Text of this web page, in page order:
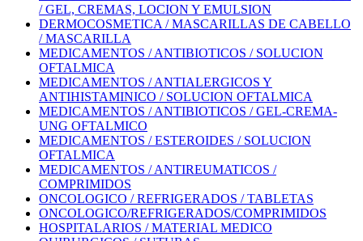
/ GEL, CREMAS, LOCION Y EMULSION
DERMOCOSMETICA / MASCARILLAS DE CABELLO
/ MASCARILLA
MEDICAMENTOS / ANTIBIOTICOS / SOLUCION
OFTALMICA
MEDICAMENTOS / ANTIALERGICOS Y
ANTIHISTAMINICO / SOLUCION OFTALMICA
MEDICAMENTOS / ANTIBIOTICOS / GEL-CREMA-
UNG OFTALMICO
MEDICAMENTOS / ESTEROIDES / SOLUCION
OFTALMICA
MEDICAMENTOS / ANTIREUMATICOS /
COMPRIMIDOS
ONCOLOGICO / REFRIGERADOS / TABLETAS
ONCOLOGICO/REFRIGERADOS/COMPRIMIDOS
HOSPITALARIOS / MATERIAL MEDICO